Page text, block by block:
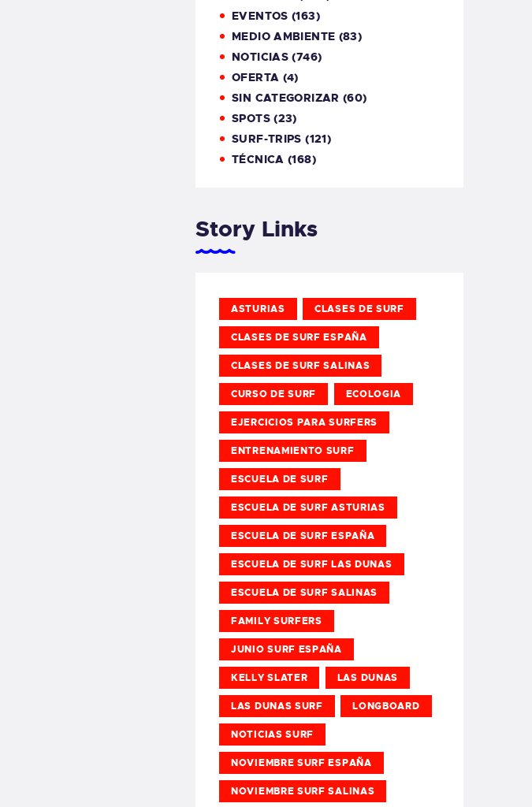
EVENTOS (163)
MEDIO AMBIENTE (83)
NOTICIAS (746)
OFERTA (4)
SIN CATEGORIZAR (60)
SPOTS(23)
SURF-TRIPS (121)
TÉCNICA (168)
Story Links
ASTURIAS CLASES DE SURF
CLASES DE SURF ESPAÑA
CLASES DE SURF SALINAS
CURSO DE SURF ECOLOGIA
EJERCICIOS PARA SURFERS
ENTRENAMIENTO SURF
ESCUELA DE SURF
ESCUELA DE SURF ASTURIAS
ESCUELA DE SURF ESPAÑA
ESCUELA DE SURF LAS DUNAS
ESCUELA DE SURF SALINAS
FAMILY SURFERS
JUNIO SURF ESPAÑA
KELLY SLATER LAS DUNAS
LAS DUNAS SURF LONGBOARD
NOTICIAS SURF
NOVIEMBRE SURF ESPAÑA
NOVIEMBRE SURF SALINAS